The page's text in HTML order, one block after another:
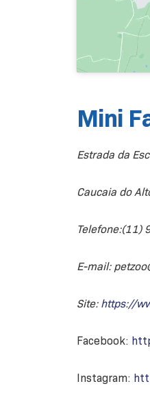
Mini
Estrada da
Caucaia do
E-mail:
Site:https://
Facebook:
Instagram: